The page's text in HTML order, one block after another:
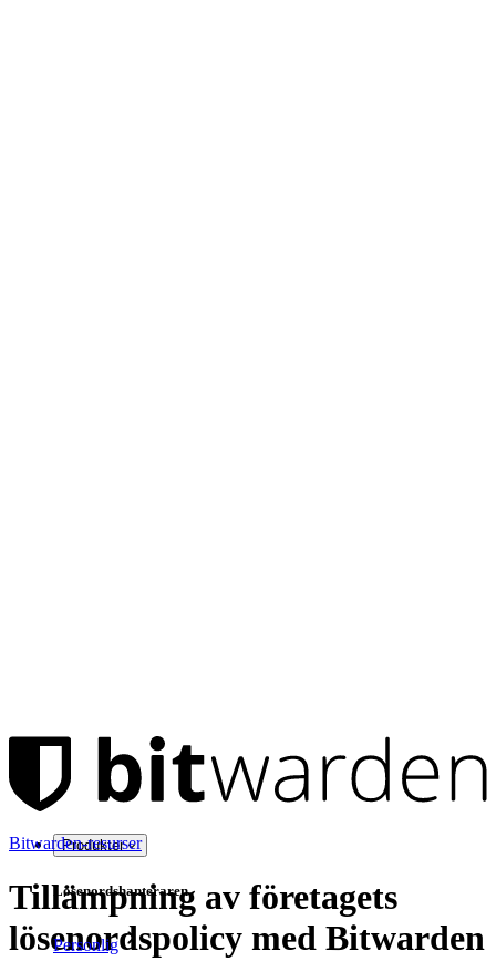
Produkter
Lösenordshanteraren
Personlig
Bitwarden-resurser
Tillämpning av företagets
lösenordspolicy med Bitwarden